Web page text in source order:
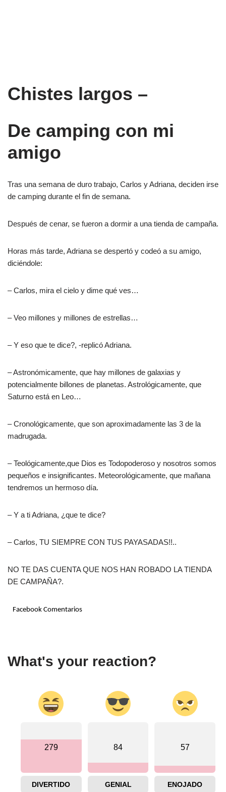
Chistes largos –
De camping con mi
amigo
Tras una semana de duro trabajo, Carlos y Adriana, deciden irse
de camping durante el fin de semana.
Después de cenar, se fueron a dormir a una tienda de campaña.
Horas más tarde, Adriana se despertó y codeó a su amigo,
diciéndole:
– Carlos, mira el cielo y dime qué ves…
– Veo millones y millones de estrellas…
– Y eso que te dice?, -replicó Adriana.
– Astronómicamente, que hay millones de galaxias y
potencialmente billones de planetas. Astrológicamente, que
Saturno está en Leo…
– Cronológicamente, que son aproximadamente las 3 de la
madrugada.
– Teológicamente,que Dios es Todopoderoso y nosotros somos
pequeños e insignificantes. Meteorológicamente, que mañana
tendremos un hermoso día.
– Y a ti Adriana, ¿que te dice?
– Carlos, TU SIEMPRE CON TUS PAYASADAS!!..
NO TE DAS CUENTA QUE NOS HAN ROBADO LA TIENDA
DE CAMPAÑA?.
Facebook Comentarios
What's your reaction?
279
DIVERTIDO
84
GENIAL
57
ENOJADO